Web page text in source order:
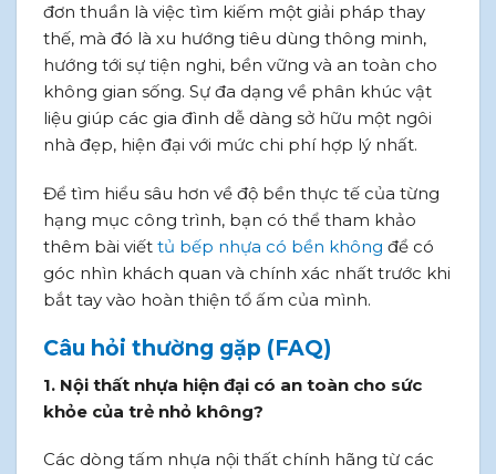
đơn thuần là việc tìm kiếm một giải pháp thay
thế, mà đó là xu hướng tiêu dùng thông minh,
hướng tới sự tiện nghi, bền vững và an toàn cho
không gian sống. Sự đa dạng về phân khúc vật
liệu giúp các gia đình dễ dàng sở hữu một ngôi
nhà đẹp, hiện đại với mức chi phí hợp lý nhất.
Để tìm hiểu sâu hơn về độ bền thực tế của từng
hạng mục công trình, bạn có thể tham khảo
thêm bài viết tủ bếp nhựa có bền không để có
góc nhìn khách quan và chính xác nhất trước khi
bắt tay vào hoàn thiện tổ ấm của mình.
Câu hỏi thường gặp (FAQ)
1. Nội thất nhựa hiện đại có an toàn cho sức
khỏe của trẻ nhỏ không?
Các dòng tấm nhựa nội thất chính hãng từ các